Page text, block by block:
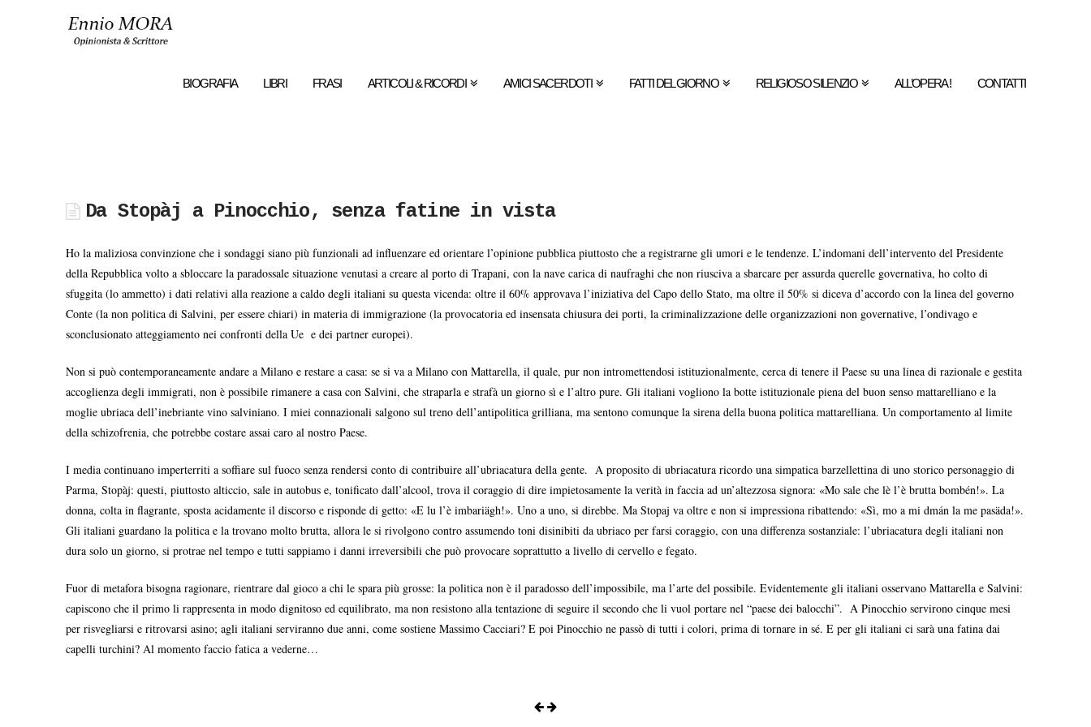
Ennio
BIOGRAFIA LIBRI FRASI ARTICOLI & RICORDI AMICI SACERDOTI FATTI DEL GIORNO RELIGIOSO SILENZIO ALL’OPERA ! CONTATTI
Da Stopàj a Pinocchio, senza fatine in vista
Ho la maliziosa convinzione che i sondaggi siano più funzionali ad influenzare ed orientare l’opinione pubblica piuttosto che a registrarne gli umori e le tendenze. L’indomani dell’intervento del Presidente
della Repubblica volto a sbloccare la paradossale situazione venutasi a creare al porto di Trapani, con la nave carica di naufraghi che non riusciva a sbarcare per assurda querelle governativa, ho colto di
sfuggita (lo ammetto) i dati relativi alla reazione a caldo degli italiani su questa vicenda: oltre il 60% approvava l’iniziativa del Capo dello Stato, ma oltre il 50% si diceva d’accordo con la linea del governo
Conte (la non politica di Salvini, per essere chiari) in materia di immigrazione (la provocatoria ed insensata chiusura dei porti, la criminalizzazione delle organizzazioni non governative, l’ondivago e
sconclusionato atteggiamento nei confronti della Ue e dei partner europei).
Non si può contemporaneamente andare a Milano e restare a casa: se si va a Milano con Mattarella, il quale, pur non intromettendosi istituzionalmente, cerca di tenere il Paese su una linea di razionale e gestita
accoglienza degli immigrati, non è possibile rimanere a casa con Salvini, che straparla e strafà un giorno sì e l’altro pure. Gli italiani vogliono la botte istituzionale piena del buon senso mattarelliano e la
moglie ubriaca dell’inebriante vino salviniano. I miei connazionali salgono sul treno dell’antipolitica grilliana, ma sentono comunque la sirena della buona politica mattarelliana. Un comportamento al limite
della schizofrenia, che potrebbe costare assai caro al nostro Paese.
I media continuano imperterriti a soffiare sul fuoco senza rendersi conto di contribuire all’ubriacatura della gente. A proposito di ubriacatura ricordo una simpatica barzellettina di uno storico personaggio di
Parma, Stopàj: questi, piuttosto alticcio, sale in autobus e, tonificato dall’alcool, trova il coraggio di dire impietosamente la verità in faccia ad un’altezzosa signora: «Mo sale che lè l’è brutta bombén!». La
donna, colta in flagrante, sposta acidamente il discorso e risponde di getto: «E lu l’è imbariägh!». Uno a uno, si direbbe. Ma Stopaj va oltre e non si impressiona ribattendo: «Sì, mo a mi dmán la me pasäda!».
Gli italiani guardano la politica e la trovano molto brutta, allora le si rivolgono contro assumendo toni disinibiti da ubriaco per farsi coraggio, con una differenza sostanziale: l’ubriacatura degli italiani non
dura solo un giorno, si protrae nel tempo e tutti sappiamo i danni irreversibili che può provocare soprattutto a livello di cervello e fegato.
Fuor di metafora bisogna ragionare, rientrare dal gioco a chi le spara più grosse: la politica non è il paradosso dell’impossibile, ma l’arte del possibile. Evidentemente gli italiani osservano Mattarella e Salvini:
capiscono che il primo li rappresenta in modo dignitoso ed equilibrato, ma non resistono alla tentazione di seguire il secondo che li vuol portare nel “paese dei balocchi”. A Pinocchio servirono cinque mesi
per risvegliarsi e ritrovarsi asino; agli italiani serviranno due anni, come sostiene Massimo Cacciari? E poi Pinocchio ne passò di tutti i colori, prima di tornare in sé. E per gli italiani ci sarà una fatina dai
capelli turchini? Al momento faccio fatica a vederne…